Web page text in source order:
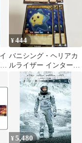
¥444
バニシング・ヘリアカ
ルライザー インタース
テライム 各ノーマル3
¥5,480